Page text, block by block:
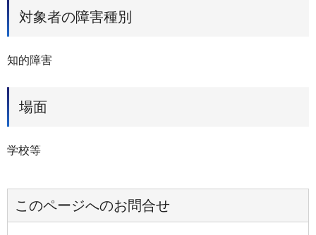
対象者の障害種別
知的障害
場面
学校等
このページへのお問合せ